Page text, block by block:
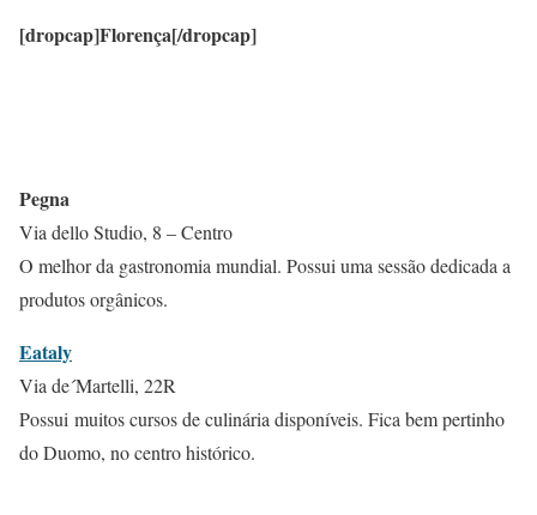
[dropcap]Florença[/dropcap]
Pegna
Via dello Studio, 8 – Centro
O melhor da gastronomia mundial. Possui uma sessão dedicada a
produtos orgânicos.
Eataly
Via de´Martelli, 22R
Possui muitos cursos de culinária disponíveis. Fica bem pertinho
do Duomo, no centro histórico.